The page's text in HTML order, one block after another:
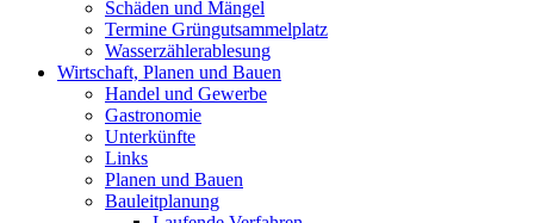
Schäden und Mängel
Termine Grüngutsammelplatz
Wasserzählerablesung
Wirtschaft, Planen und Bauen
Handel und Gewerbe
Gastronomie
Unterkünfte
Links
Planen und Bauen
Bauleitplanung